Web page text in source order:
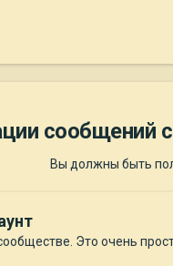
сообщений
Вы должны быть
Это очень